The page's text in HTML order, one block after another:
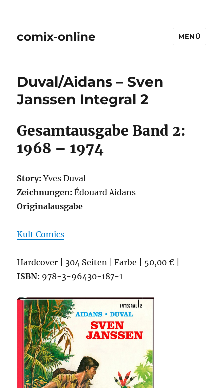
comix-online MENÜ
Duval/Aidans – Sven
Janssen Integral 2
Gesamtausgabe Band 2:
1968 – 1974
Story:Yves Duval
Zeichnungen:Édouard Aidans
Originalausgabe
Kult Comics
Hardcover | 304 Seiten | Farbe | 50,00 € |
ISBN: 978-3-96430-187-1